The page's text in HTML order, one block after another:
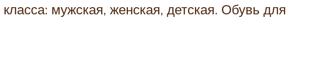
мужская, женская, детская. Обувь для